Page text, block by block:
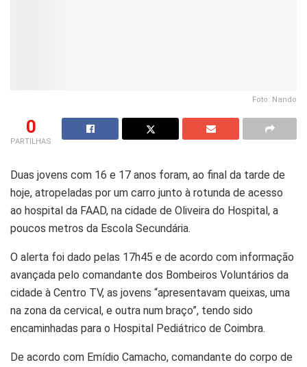
Foto: Nando
0
PARTILHAS
Duas jovens com 16 e 17 anos foram, ao final da tarde de
hoje, atropeladas por um carro junto à rotunda de acesso
ao hospital da FAAD, na cidade de Oliveira do Hospital, a
poucos metros da Escola Secundária.
O alerta foi dado pelas 17h45 e de acordo com informação
avançada pelo comandante dos Bombeiros Voluntários da
cidade à Centro TV, as jovens “apresentavam queixas, uma
na zona da cervical, e outra num braço”, tendo sido
encaminhadas para o Hospital Pediátrico de Coimbra.
De acordo com Emídio Camacho, comandante do corpo de